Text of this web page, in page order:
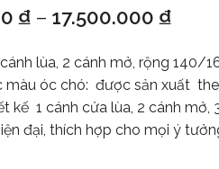
₫ – 17.500.000 ₫
lùa, 2 cánh mở, rộng 140/
màu óc chó: được sản xuất
kế 1 cánh cửa lùa, 2 cánh mở,
đại, thích hợp cho mọi ý